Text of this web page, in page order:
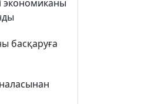
экономиканы
басқаруға